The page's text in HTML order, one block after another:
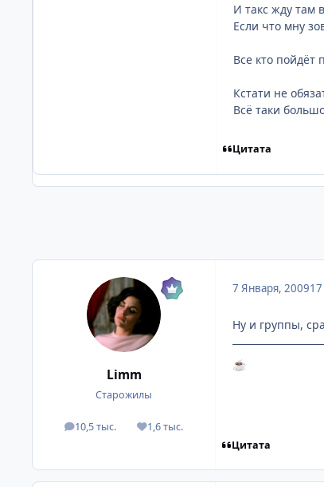
И такс жду там
Если что мну
Все кто пойдёт
Кстати не
Всё таки
Цитата
Limm
Старожилы
10,5 тыс.
посты 1,6 тыс.
Репутация
7 Января, 200917
Ну и группы,
☕
Цитата